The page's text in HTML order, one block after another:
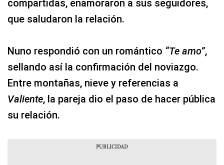
compartidas, enamoraron a sus seguidores,
que saludaron la relación.
Nuno respondió con un romántico “Te amo”,
sellando así la confirmación del noviazgo.
Entre montañas, nieve y referencias a
Valiente, la pareja dio el paso de hacer pública
su relación.